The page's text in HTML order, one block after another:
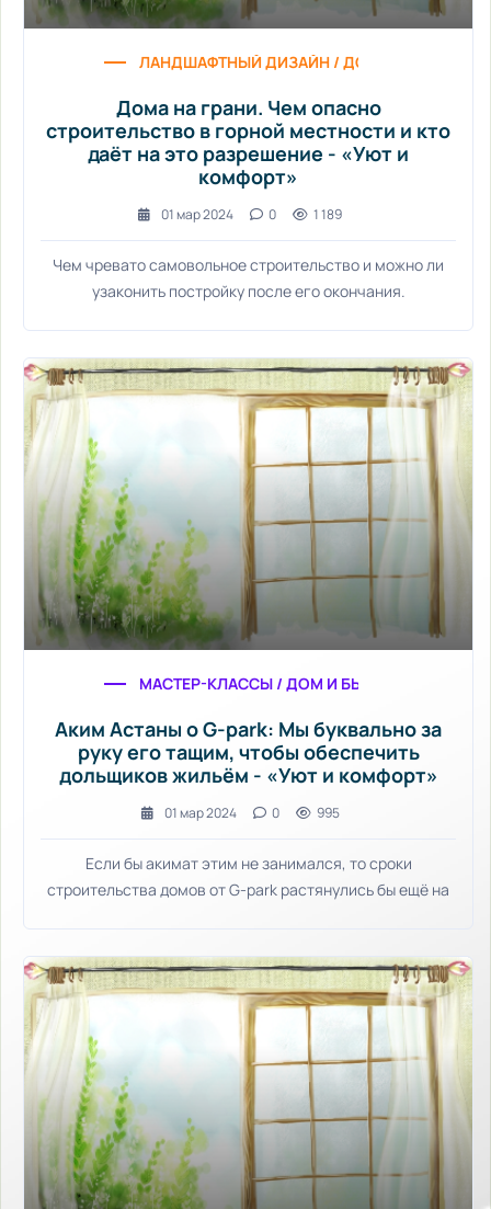
ЛАНДШАФТНЫЙ ДИЗАЙН / ДОМ И БЫТ /
Дома на грани. Чем опасно
строительство в горной местности и кто
даёт на это разрешение - «Уют и
комфорт»
01 мар 2024 0 1 189
Чем чревато самовольное строительство и можно ли
узаконить постройку после его окончания.
МАСТЕР-КЛАССЫ / ДОМ И БЫТ / ДИЗАЙН
Аким Астаны о G-park: Мы буквально за
руку его тащим, чтобы обеспечить
дольщиков жильём - «Уют и комфорт»
01 мар 2024 0 995
Если бы акимат этим не занимался, то сроки
строительства домов от G-park растянулись бы ещё на